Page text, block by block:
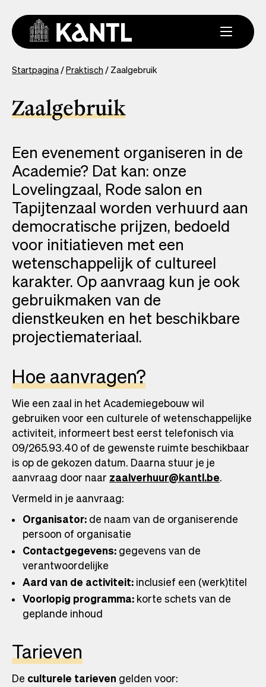
naar
inhoud
You
here
Startpagina Praktisch Zaalgebruik
Zaalgebruik
Een evenement organiseren in de
Academie? Dat kan: onze
Lovelingzaal, Rode salon en
Tapijtenzaal worden verhuurd aan
democratische prijzen, bedoeld
voor initiatieven met een
wetenschappelijk of cultureel
karakter. Op aanvraag kun je ook
gebruikmaken van de
dienstkeuken en het beschikbare
projectiemateriaal.
Hoe aanvragen?
Wie een zaal in het Academiegebouw wil
gebruiken voor een culturele of wetenschappelijke
activiteit, informeert best eerst telefonisch via
09/265.93.40 of de gewenste ruimte beschikbaar
is op de gekozen datum. Daarna stuur je je
aanvraag door naar zaalverhuur@kantl.be.
Vermeld in je aanvraag:
Organisator:de naam van de organiserende
persoon of organisatie
Contactgegevens:gegevens van de
verantwoordelijke
Aard van de activiteit:inclusief een (werk)titel
Voorlopig programma:korte schets van de
geplande inhoud
Tarieven
De culturele tarieven gelden voor: